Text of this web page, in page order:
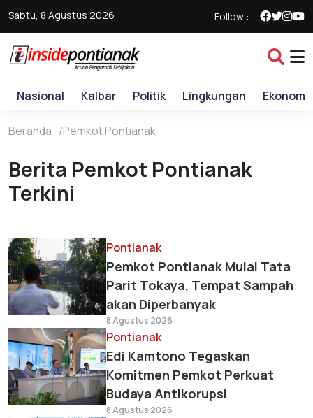
Sabtu, 8 Agustus 2026 Follow :
Nasional Kalbar Politik Lingkungan Ekonomi
Beranda Pemkot Pontianak
Berita Pemkot Pontianak
Terkini
Pontianak
Pemkot Pontianak Mulai Tata
Parit Tokaya, Tempat Sampah
akan Diperbanyak
8 Agustus 2026
Pontianak
Edi Kamtono Tegaskan
Komitmen Pemkot Perkuat
Budaya Antikorupsi
8 Agustus 2026